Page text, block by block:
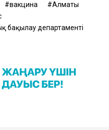
вакцина
Алматы
бақылау департаменті